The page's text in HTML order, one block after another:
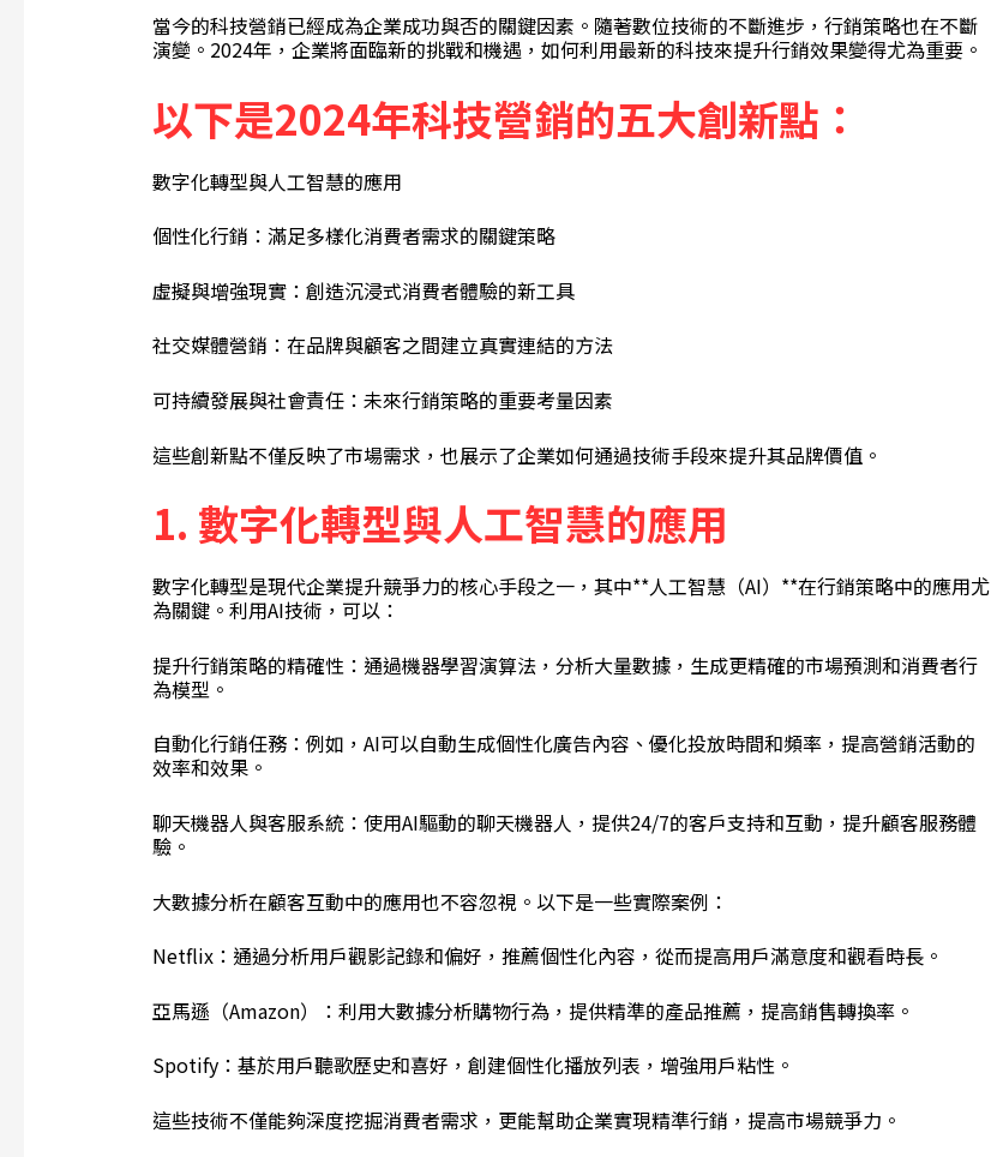
當今的科技營銷已經成為企業成功與否的關鍵因素。隨著數位技術的不斷進步，行銷策略也在不斷
演變。2024年，企業將面臨新的挑戰和機遇，如何利用最新的科技來提升行銷效果變得尤為重要。
以下是2024年科技營銷的五大創新點：
數字化轉型與人工智慧的應用
個性化行銷：滿足多樣化消費者需求的關鍵策略
虛擬與增強現實：創造沉浸式消費者體驗的新工具
社交媒體營銷：在品牌與顧客之間建立真實連結的方法
可持續發展與社會責任：未來行銷策略的重要考量因素
這些創新點不僅反映了市場需求，也展示了企業如何通過技術手段來提升其品牌價值。
1. 數字化轉型與人工智慧的應用
數字化轉型是現代企業提升競爭力的核心手段之一，其中**人工智慧（AI）**在行銷策略中的應用尤
為關鍵。利用AI技術，可以：
提升行銷策略的精確性：通過機器學習演算法，分析大量數據，生成更精確的市場預測和消費者行
為模型。
自動化行銷任務：例如，AI可以自動生成個性化廣告內容、優化投放時間和頻率，提高營銷活動的
效率和效果。
聊天機器人與客服系統：使用AI驅動的聊天機器人，提供24/7的客戶支持和互動，提升顧客服務體
驗。
大數據分析在顧客互動中的應用也不容忽視。以下是一些實際案例：
Netflix：通過分析用戶觀影記錄和偏好，推薦個性化內容，從而提高用戶滿意度和觀看時長。
亞馬遜（Amazon）：利用大數據分析購物行為，提供精準的產品推薦，提高銷售轉換率。
Spotify：基於用戶聽歌歷史和喜好，創建個性化播放列表，增強用戶粘性。
這些技術不僅能夠深度挖掘消費者需求，更能幫助企業實現精準行銷，提高市場競爭力。